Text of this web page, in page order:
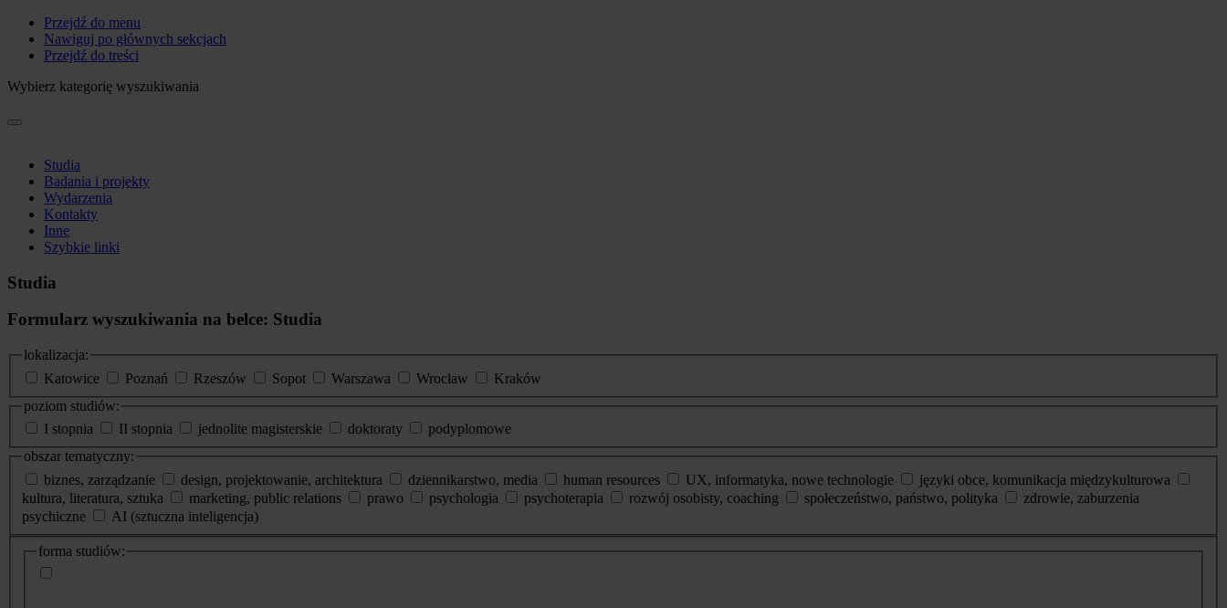
Przejdź do menu
Nawiguj po głównych sekcjach
Przejdź do treści
Wybierz kategorię wyszukiwania
Studia
Badania i projekty
Wydarzenia
Kontakty
Inne
Szybkie linki
Studia
Formularz wyszukiwania na belce: Studia
lokalizacja:
Katowice
Poznań Rzeszów Sopot Warszawa Wrocław
Kraków
poziom studiów:
I stopnia
II stopnia jednolite magisterskie doktoraty
podyplomowe
obszar tematyczny:
biznes, zarządzanie
design, projektowanie, architektura dziennikarstwo, media human resources UX, informatyka, nowe technologie
języki obce, komunikacja międzykulturowa
kultura, literatura, sztuka
marketing, public relations prawo psychologia psychoterapia rozwój osobisty, coaching społeczeństwo, państwo, polityka
zdrowie, zaburzenia
psychiczne
AI (sztuczna inteligencja)
dodatkowe
informacje
forma studiów: